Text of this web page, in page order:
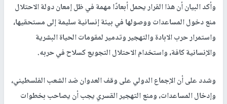
وأكد البيان أن هذا القرار يحمل أبعادًا مهمة في ظل إمعان دولة الاحتلال
منع دخول المساعدات ووصولها في بيئة إنسانية سليمة إلى مستحقيها،
واستمرار حرب الابادة والتهجير وتدمير لمقومات الحياة البشرية
والإنسانية كافة، واستخدام الاحتلال التجويع كسلاح في حربه.
وشدد على أن الإجماع الدولي على وقف العدوان ضد الشعب الفلسطيني،
وإدخال المساعدات، ومنع التهجير القسري يجب أن يصاحب بخطوات